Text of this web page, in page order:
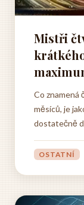
Mistři
Co
měsíců, je
dostatečně
sledovali,
OSTATNÍ